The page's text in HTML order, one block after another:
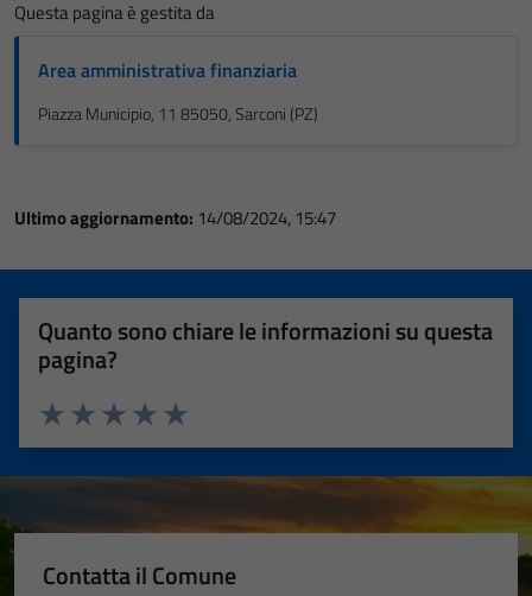
Questa pagina è gestita da
Area amministrativa finanziaria
Piazza Municipio, 11 85050, Sarconi (PZ)
Ultimo aggiornamento: 14/08/2024, 15:47
Quanto sono chiare le informazioni su questa
pagina?
Valuta 5 stelle su 5
Valuta 4 stelle su 5
Valuta 3 stelle su 5
Valuta 2 stelle su 5
Valuta 1 stelle su 5
Contatta il Comune